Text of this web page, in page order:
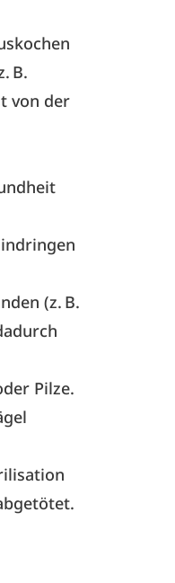
B.
von der
(z. B.
Pilze.